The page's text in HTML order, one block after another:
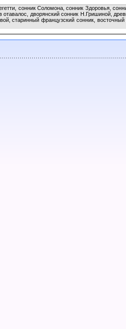
сонник Соломона, сонник Здоровья,
дворянский сонник Н.Гришиной,
старинный французский сонник,